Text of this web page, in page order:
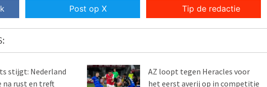
Post op X Tip de redactie
stijgt: Nederland
na rust en treft
AZ loopt tegen Heracles voor
het eerst averij op in competitie